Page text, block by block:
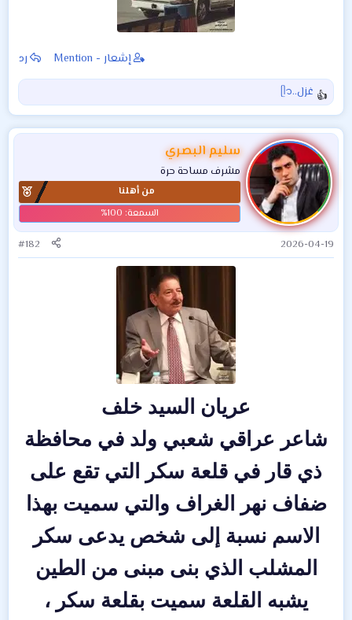
إشعار - Mention رد
ا
ل
ت
ف
ا
ع
ل
ا
ت
:
غزل..ᥫ᭡
سليم البصري
مشرف مساحة حرة
من أهلنا
2026-04-19
#182
عريان السيد خلف
شاعر عراقي شعبي ولد في محافظة
ذي قار في قلعة سكر التي تقع على
ضفاف نهر الغراف والتي سميت بهذا
الاسم نسبة إلى شخص يدعى سكر
المشلب الذي بنى مبنى من الطين
يشبه القلعة سميت بقلعة سكر ،